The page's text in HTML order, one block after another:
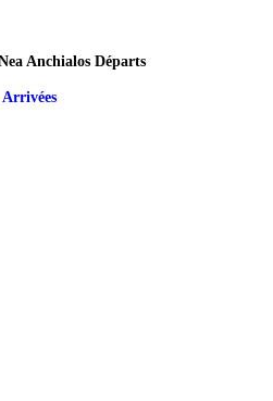
Anchialos Départs
Arrivées